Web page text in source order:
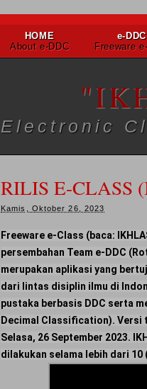
HOME
About e-DDC
e-DDC
Freeware
Electronic
RILIS E-CLASS
Kamis, Oktober 26, 2023
Freeware e-Class (baca:
persembahan Team e-DDC
merupakan aplikasi yang
dari lintas disiplin ilmu di
pustaka berbasis DDC serta
Decimal Classification). Versi
Selasa, 26 September 2023.
dilakukan selama lebih dari 10